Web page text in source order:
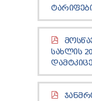
ᲡᲐᲮᲚᲘᲡ